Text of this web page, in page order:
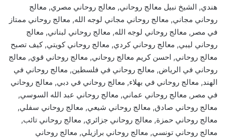
هندي, الشيخ نبيل معالج روحاني, معالج روحاني مصري, معالج
روحاني مجاني, معالج روحاني مجاني لوجه الله, معالج روحاني ممتاز
في مصر, معالج روحاني لوجه الله, معالج روحاني لبناني, معالج
روحاني ليبي, معالج روحاني كردي, معالج روحاني كويتي, كيف تصبح
معالج روحاني, احسن كريم معالج روحاني, معالج روحاني قوي, معالج
روحاني في الرياض, معالج روحاني في فلسطين, معالج روحاني في
الهند, معالج روحاني في بهلاء, معالج روحاني في دبي, معالج روحاني
في مصر, معالج روحاني عماني, معالج روحاني عبد الله السوسي,
معالج روحاني صادق, معالج روحاني شيعي, معالج روحاني سفلي,
معالج روحاني حمزة, معالج روحاني جزائري, معالج روحاني تائب,
معالج روحاني تونسي, معالج روحاني برازيلي, معالج روحاني